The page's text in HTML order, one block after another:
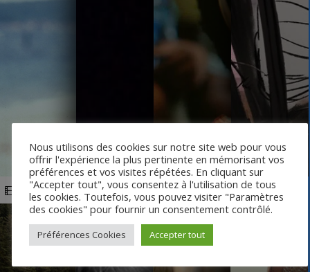
Perdrix Psychose La Ferme des Bertrand
Nouvelles
Nous utilisons des cookies sur notre site web pour vous
offrir l'expérience la plus pertinente en mémorisant vos
préférences et vos visites répétées. En cliquant sur
"Accepter tout", vous consentez à l'utilisation de tous
les cookies. Toutefois, vous pouvez visiter "Paramètres
des cookies" pour fournir un consentement contrôlé.
Préférences Cookies Accepter tout